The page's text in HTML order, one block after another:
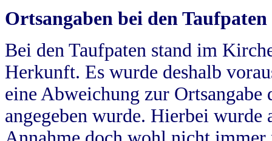
Ortsangaben bei den Taufpaten
Bei den Taufpaten stand im
Herkunft. Es wurde deshalb
eine Abweichung zur
angegeben wurde. Hierbei wurde